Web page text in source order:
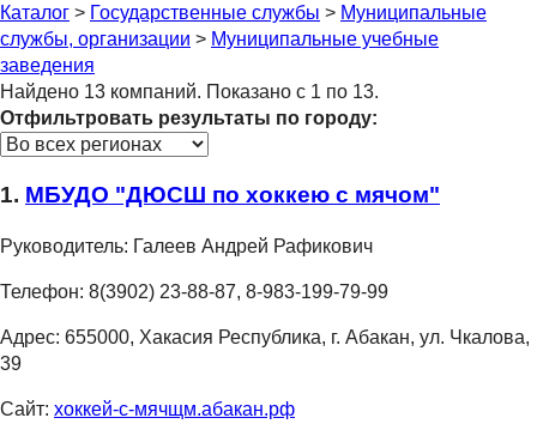
Каталог > Государственные службы > Муниципальные
службы, организации > Муниципальные учебные
заведения
Найдено 13 компаний. Показано с 1 по 13.
Отфильтровать результаты по городу:
1. МБУДО "ДЮСШ по хоккею с мячом"
Руководитель: Галеев Андрей Рафикович
Телефон: 8(3902) 23-88-87, 8-983-199-79-99
Адрес: 655000, Хакасия Республика, г. Абакан, ул. Чкалова,
39
Сайт: хоккей-с-мячщм.абакан.рф